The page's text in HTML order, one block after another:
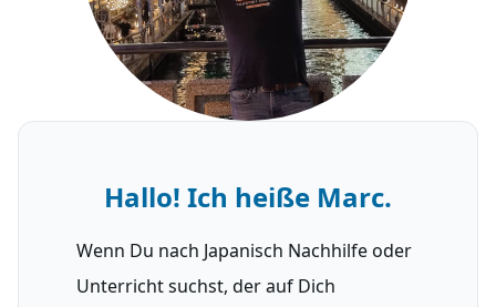
Hallo! Ich heiße Marc.
Wenn Du nach Japanisch Nachhilfe oder
Unterricht suchst, der auf Dich